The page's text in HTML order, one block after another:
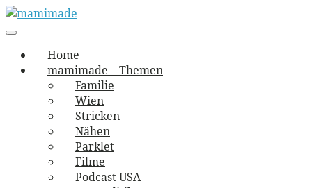
Skip
to
mamimade
vernäht und zugetextet
navigation
Menu
Home
mamimade – Themen
Familie
Wien
Stricken
Nähen
Parklet
Filme
Podcast USA